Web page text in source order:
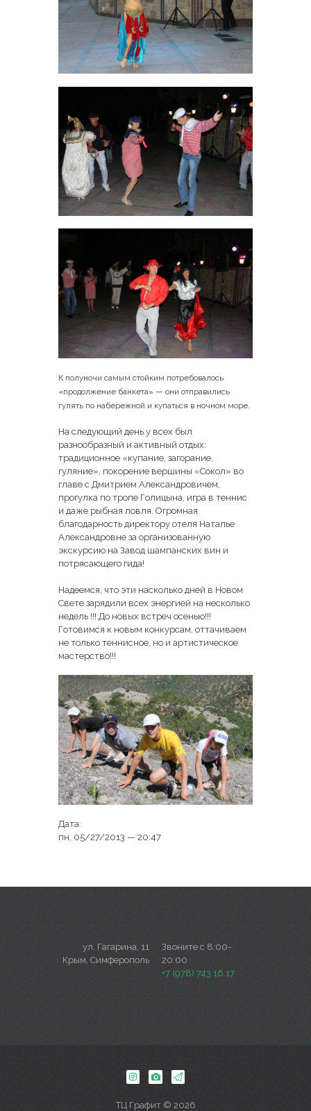
К полуночи самым стойким потребовалось
«продолжение банкета» — они отправились
гулять по набережной и купаться в ночном море.
На следующий день у всех был
разнообразный и активный отдых:
традиционное «купание, загорание,
гуляние», покорение вершины «Сокол» во
главе с Дмитрием Александровичем,
прогулка по тропе Голицына, игра в теннис
и даже рыбная ловля. Огромная
благодарность директору отеля Наталье
Александровне за организованную
экскурсию на Завод шампанских вин и
потрясающего гида!
Надеемся, что эти насколько дней в Новом
Свете зарядили всех энергией на несколько
недель !!! До новых встреч осенью!!!
Готовимся к новым конкурсам, оттачиваем
не только теннисное, но и артистическое
мастерство!!!
Дата:
пн, 05/27/2013 — 20:47
ул. Гагарина, 11
Крым, Симферополь
Звоните с 8:00-
20:00
+7 (978) 743 16 17
ТЦ Графит © 2026